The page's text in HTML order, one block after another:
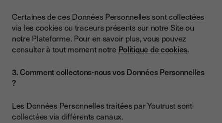
Certaines de ces Données Personnelles sont collectées
via les cookies ou traceurs présents sur notre Site ou
notre Plateforme. Pour en savoir plus, vous pouvez
consulter à tout moment notre Politique de cookies.
3. Comment collectons-nous vos Données Personnelles
?
Les Données Personnelles traitées par Youtrust sont
collectées via différents canaux.